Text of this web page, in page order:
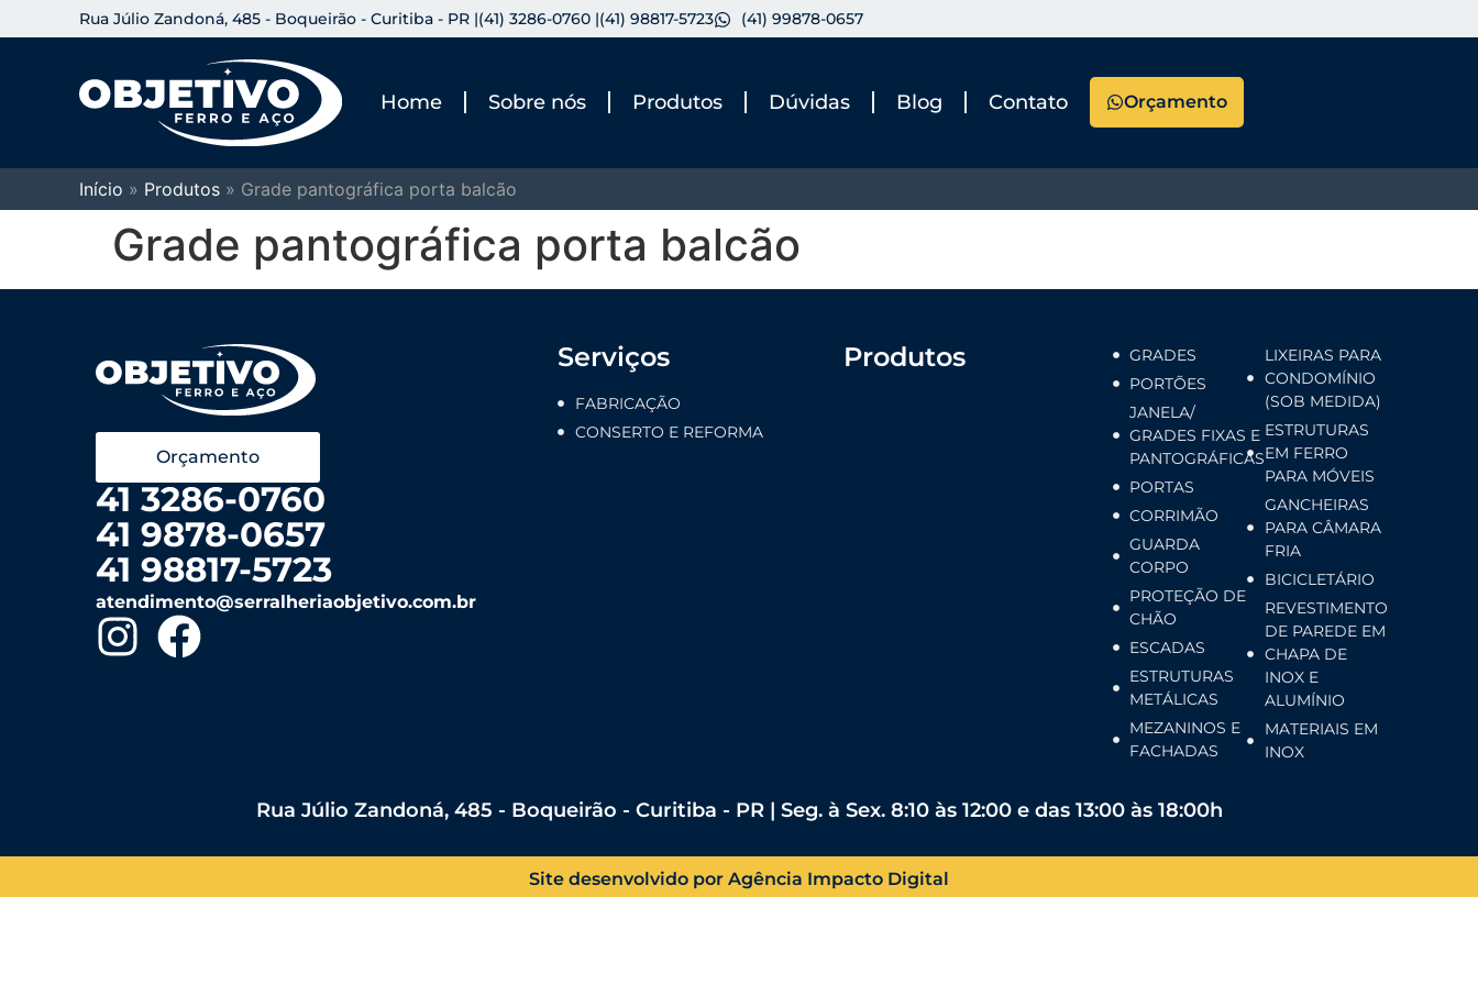
Rua Júlio Zandoná, 485 - Boqueirão - Curitiba - PR |(41) 3286-0760 |(41) 98817-5723 (41) 99878-0657
Home Sobre nós Produtos Dúvidas Blog Contato Orçamento
Início » Produtos » Grade pantográfica porta balcão
Grade pantográfica porta balcão
Orçamento
41 3286-0760
41 9878-0657
41 98817-5723
atendimento@serralheriaobjetivo.com.br
Serviços
FABRICAÇÃO
CONSERTO E REFORMA
Produtos
GRADES
PORTÕES
JANELA/
GRADES FIXAS E
PANTOGRÁFICAS
PORTAS
CORRIMÃO
GUARDA
CORPO
PROTEÇÃO DE
CHÃO
ESCADAS
ESTRUTURAS
METÁLICAS
MEZANINOS E
FACHADAS
LIXEIRAS PARA
CONDOMÍNIO
(SOB MEDIDA)
ESTRUTURAS
EM FERRO
PARA MÓVEIS
GANCHEIRAS
PARA CÂMARA
FRIA
BICICLETÁRIO
REVESTIMENTO
DE PAREDE EM
CHAPA DE
INOX E
ALUMÍNIO
MATERIAIS EM
INOX
Rua Júlio Zandoná, 485 - Boqueirão - Curitiba - PR | Seg. à Sex. 8:10 às 12:00 e das 13:00 às 18:00h
Site desenvolvido por Agência Impacto Digital